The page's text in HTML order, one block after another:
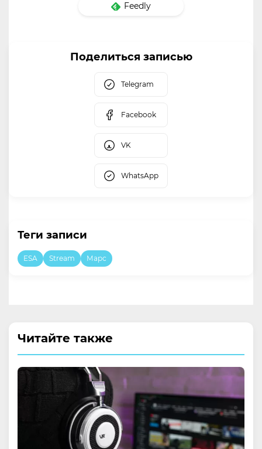
Feedly
Поделиться записью
Telegram
Facebook
VK
WhatsApp
Теги записи
ESA Stream Марс
Читайте также